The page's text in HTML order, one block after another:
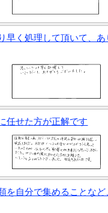
早く処理して頂いて、
任せた方が正解です
を自分で集めることな